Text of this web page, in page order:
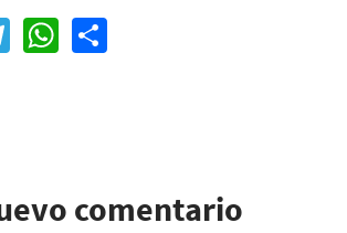
Telegram
WhatsApp
Share
comentario